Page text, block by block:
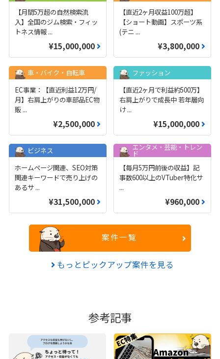
【月間5万超の自然検索流
入】全国のジム検索・フィッ
トネス情報 ...
¥15,000,000
【直近2ヶ月収益100万超】
【ショート動画】スポーツ系
(テニ ...
¥3,800,000
車・バイク・自転車
EC事業：【直近利益12万円/
月】右肩上がりの車部品EC物
販 ...
¥2,500,000
ファッション
【直近2ヶ月で利益約500万】
右肩上がりで成長中 若年層向
け...
¥15,000,000
ビジネス
ホームページ関連、SEO対策
関連キーワードで売り上げの
あるサ ...
¥31,500,000
エンタメ・芸能・トレン
ド
【毎月5万円前後の収益】記
事数600以上のVTuber特化サ
...
¥960,000
案件一覧
もっとピックアップ案件を見る
参考記事